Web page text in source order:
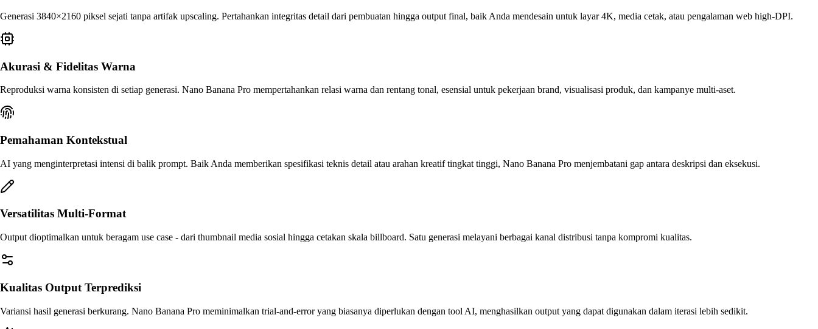
Generasi 3840×2160 piksel sejati tanpa artifak upscaling. Pertahankan integritas detail dari pembuatan hingga output final, baik Anda mendesain untuk layar 4K, media cetak, atau pengalaman web high-DPI.
Akurasi & Fidelitas Warna
Reproduksi warna konsisten di setiap generasi. Nano Banana Pro mempertahankan relasi warna dan rentang tonal, esensial untuk pekerjaan brand, visualisasi produk, dan kampanye multi-aset.
Pemahaman Kontekstual
AI yang menginterpretasi intensi di balik prompt. Baik Anda memberikan spesifikasi teknis detail atau arahan kreatif tingkat tinggi, Nano Banana Pro menjembatani gap antara deskripsi dan eksekusi.
Versatilitas Multi-Format
Output dioptimalkan untuk beragam use case - dari thumbnail media sosial hingga cetakan skala billboard. Satu generasi melayani berbagai kanal distribusi tanpa kompromi kualitas.
Kualitas Output Terprediksi
Variansi hasil generasi berkurang. Nano Banana Pro meminimalkan trial-and-error yang biasanya diperlukan dengan tool AI, menghasilkan output yang dapat digunakan dalam iterasi lebih sedikit.